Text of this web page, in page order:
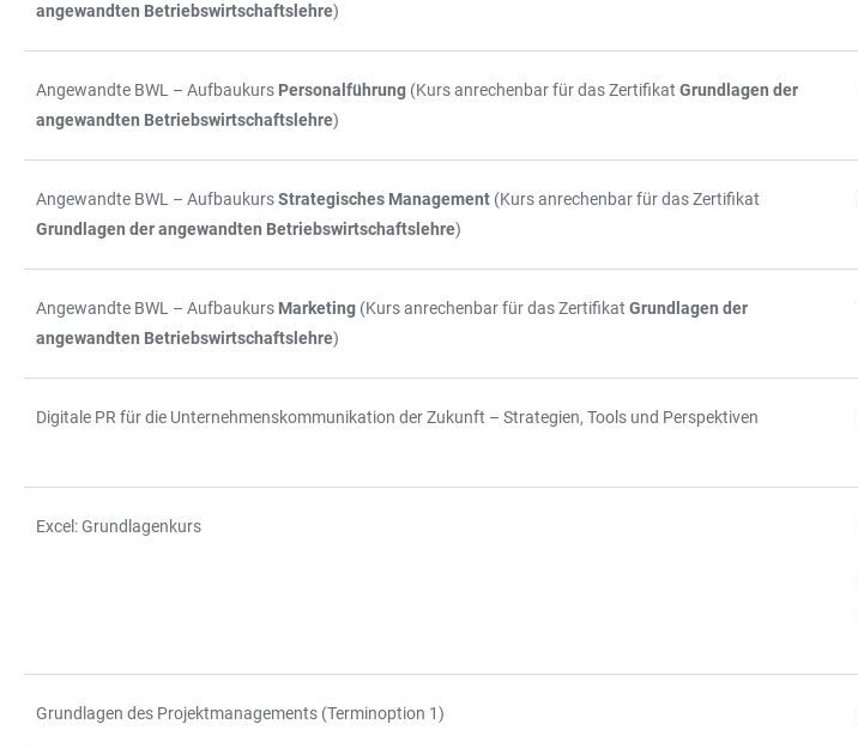
angewandten Betriebswirtschaftslehre)
Angewandte BWL – Aufbaukurs Personalführung (Kurs anrechenbar für das Zertifikat Grundlagen der
angewandten Betriebswirtschaftslehre)
Angewandte BWL – AufbaukursStrategisches Management (Kurs anrechenbar für das Zertifikat
Grundlagen der angewandten Betriebswirtschaftslehre)
Angewandte BWL – Aufbaukurs Marketing (Kurs anrechenbar für das Zertifikat Grundlagen der
angewandten Betriebswirtschaftslehre)
Digitale PR für die Unternehmenskommunikation der Zukunft – Strategien, Tools und Perspektiven
Excel: Grundlagenkurs
Grundlagen des Projektmanagements (Terminoption 1)